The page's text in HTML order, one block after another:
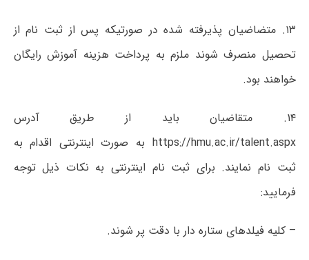
۱۳. متضاضیان پذیرفته شده در صورتیکه پس از ثبت نام از
تحصیل منصرف شوند ملزم به پرداخت هزینه آموزش رایگان
خواهند بود.
۱۴. متقاضیان باید از طریق آدرس
https://hmu.ac.ir/talent.aspx به صورت اینترنتی اقدام به
ثبت نام نمایند. برای ثبت نام اینترنتی به نکات ذیل توجه
فرمایید:
– کلیه فیلدهای ستاره دار با دقت پر شوند.